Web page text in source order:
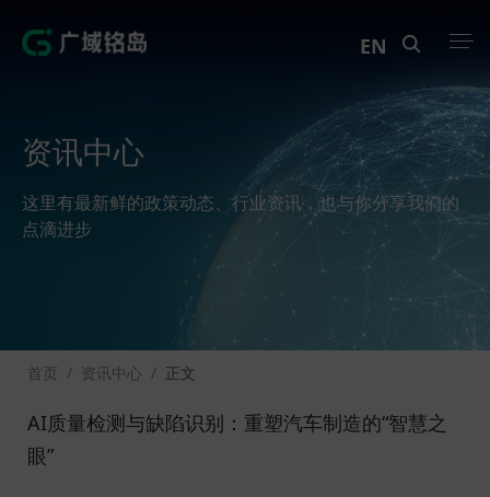
解决方案
案例中心
关于Geega
EN
资讯中心
这里有最新鲜的政策动态、行业资讯，也与你分享我们的
点滴进步
首页 / 资讯中心 / 正文
AI质量检测与缺陷识别：重塑汽车制造的“智慧之
眼”